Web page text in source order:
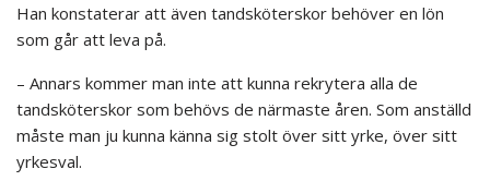
Han konstaterar att även tandsköterskor behöver en lön
som går att leva på.
– Annars kommer man inte att kunna rekrytera alla de
tandsköterskor som behövs de närmaste åren. Som anställd
måste man ju kunna känna sig stolt över sitt yrke, över sitt
yrkesval.